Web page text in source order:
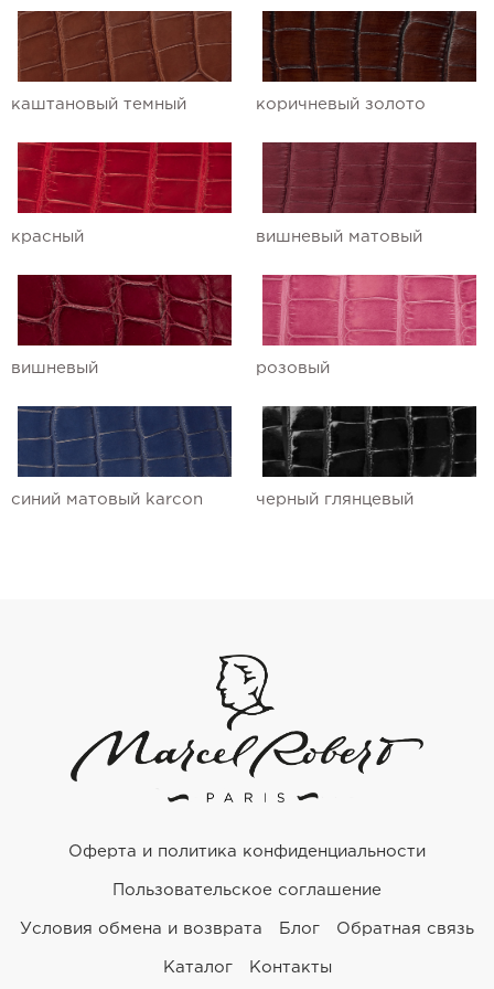
каштановый темный коричневый золото
красный вишневый матовый
вишневый розовый
синий матовый karcon черный глянцевый
Оферта и политика конфиденциальности
Пользовательское соглашение
Условия обмена и возврата Блог Обратная связь
Каталог Контакты
Ремешки для часов Ulysse Nardin
Constantin
Ремешки для часов Zenith